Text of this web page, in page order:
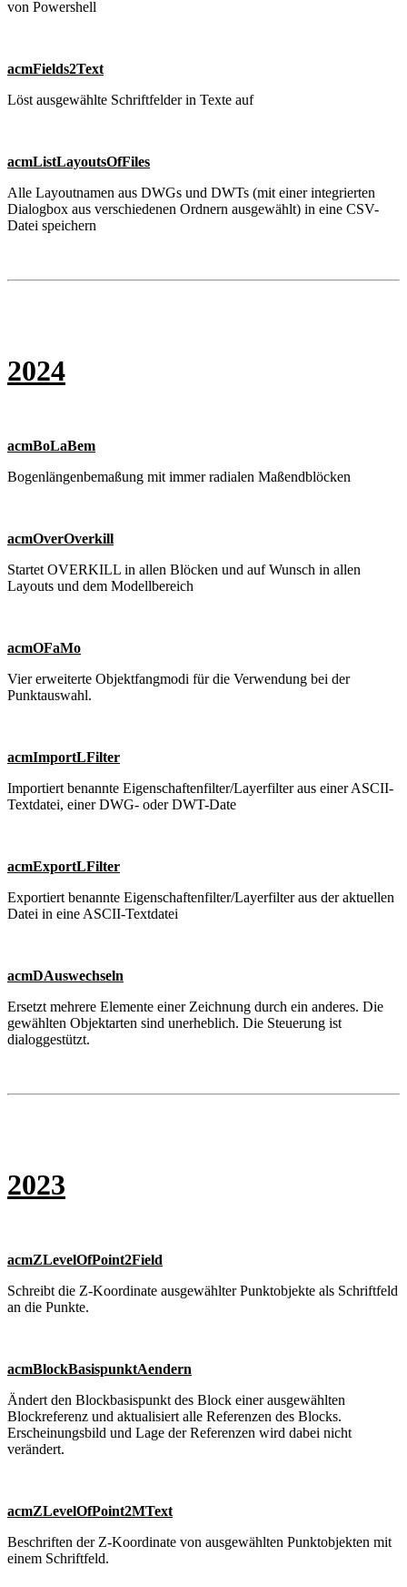
von Powershell
acmFields2Text
Löst ausgewählte Schriftfelder in Texte auf
acmListLayoutsOfFiles
Alle Layoutnamen aus DWGs und DWTs (mit einer integrierten
Dialogbox aus verschiedenen Ordnern ausgewählt) in eine CSV-
Datei speichern
2024
acmBoLaBem
Bogenlängenbemaßung mit immer radialen Maßendblöcken
acmOverOverkill
Startet OVERKILL in allen Blöcken und auf Wunsch in allen
Layouts und dem Modellbereich
acmOFaMo
Vier erweiterte Objektfangmodi für die Verwendung bei der
Punktauswahl.
acmImportLFilter
Importiert benannte Eigenschaftenfilter/Layerfilter aus einer ASCII-
Textdatei, einer DWG- oder DWT-Date
acmExportLFilter
Exportiert benannte Eigenschaftenfilter/Layerfilter aus der aktuellen
Datei in eine ASCII-Textdatei
acmDAuswechseln
Ersetzt mehrere Elemente einer Zeichnung durch ein anderes. Die
gewählten Objektarten sind unerheblich. Die Steuerung ist
dialoggestützt.
2023
acmZLevelOfPoint2Field
Schreibt die Z-Koordinate ausgewählter Punktobjekte als Schriftfeld
an die Punkte.
acmBlockBasispunktAendern
Ändert den Blockbasispunkt des Block einer ausgewählten
Blockreferenz und aktualisiert alle Referenzen des Blocks.
Erscheinungsbild und Lage der Referenzen wird dabei nicht
verändert.
acmZLevelOfPoint2MText
Beschriften der Z-Koordinate von ausgewählten Punktobjekten mit
einem Schriftfeld.